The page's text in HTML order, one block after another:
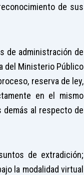
de sus
de administración de
del Ministerio Público
reserva de ley,
en el mismo
demás al respecto de
de extradición;
la modalidad virtual